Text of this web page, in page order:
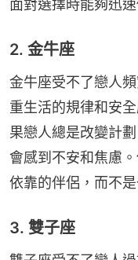
面對選擇時能夠迅
2. 金牛座
金牛座受不了戀人
重生活的規律和安
果戀人總是改變計
會感到不安和焦慮
依靠的伴侶，而不
3. 雙子座